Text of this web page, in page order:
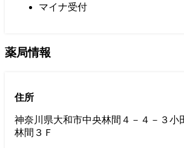
マイナ受付
薬局情報
住所
神奈川県大和市中央林間４－４－３小
林間３Ｆ